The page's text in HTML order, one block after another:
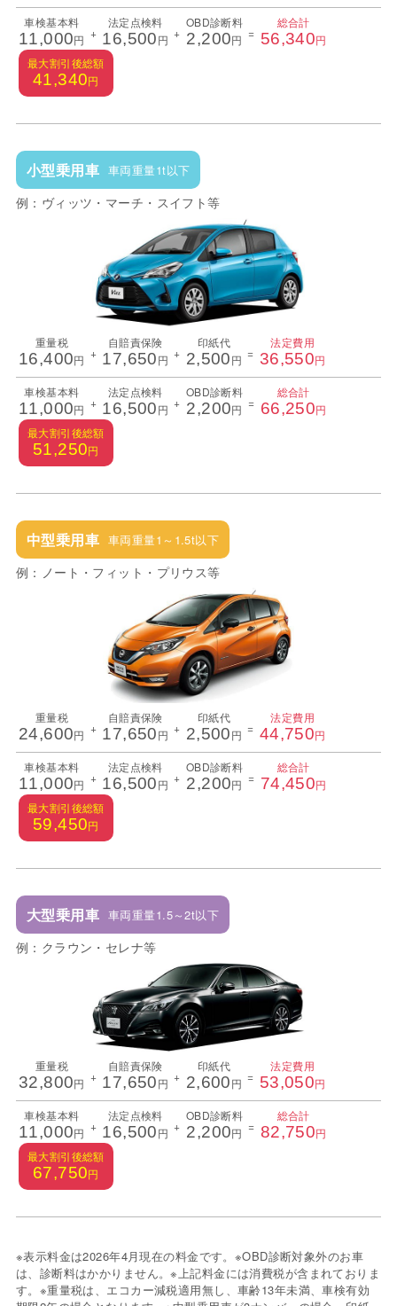
車検基本料
11,000円 +
法定点検料
16,500円 +
OBD診断料
2,200円 =
総合計
56,340円
最大割引後総額
41,340円
小型乗用車 車両重量1t以下
例：ヴィッツ・マーチ・スイフト等
重量税
16,400円 +
自賠責保険
17,650円 +
印紙代
2,500円 =
法定費用
36,550円
車検基本料
11,000円 +
法定点検料
16,500円 +
OBD診断料
2,200円 =
総合計
66,250円
最大割引後総額
51,250円
中型乗用車 車両重量1～1.5t以下
例：ノート・フィット・プリウス等
重量税
24,600円 +
自賠責保険
17,650円 +
印紙代
2,500円 =
法定費用
44,750円
車検基本料
11,000円 +
法定点検料
16,500円 +
OBD診断料
2,200円 =
総合計
74,450円
最大割引後総額
59,450円
大型乗用車 車両重量1.5～2t以下
例：クラウン・セレナ等
重量税
32,800円 +
自賠責保険
17,650円 +
印紙代
2,600円 =
法定費用
53,050円
車検基本料
11,000円 +
法定点検料
16,500円 +
OBD診断料
2,200円 =
総合計
82,750円
最大割引後総額
67,750円
※表示料金は2026年4月現在の料金です。※OBD診断対象外のお車
は、診断料はかかりません。※上記料金には消費税が含まれておりま
す。※重量税は、エコカー減税適用無し、車齢13年未満、車検有効